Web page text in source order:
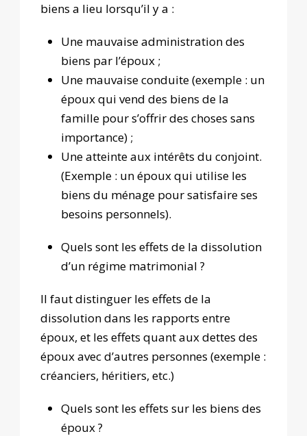
biens a lieu lorsqu’il y a :
Une mauvaise administration des
biens par l’époux ;
Une mauvaise conduite (exemple : un
époux qui vend des biens de la
famille pour s’offrir des choses sans
importance) ;
Une atteinte aux intérêts du conjoint.
(Exemple : un époux qui utilise les
biens du ménage pour satisfaire ses
besoins personnels).
Quels sont les effets de la dissolution
d’un régime matrimonial ?
Il faut distinguer les effets de la
dissolution dans les rapports entre
époux, et les effets quant aux dettes des
époux avec d’autres personnes (exemple :
créanciers, héritiers, etc.)
Quels sont les effets sur les biens des
époux ?